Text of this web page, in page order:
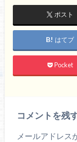
ポスト
はてブ
Pocket
コメントを残
メールアドレス